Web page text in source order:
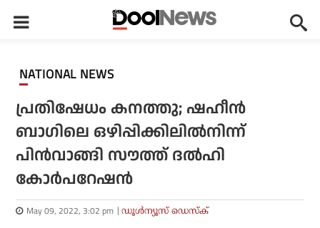
NATIONAL NEWS
പ്രതിഷേധം കനത്തു; ഷഹീന്‍
ബാഗിലെ ഒഴിപ്പിക്കിലില്‍നിന്ന്
പിന്‍വാങ്ങി സൗത്ത് ദല്‍ഹി
കോര്‍പറേഷന്‍
May 09, 2022, 3:02 pm ഡൂള്‍ന്യൂസ് ഡെസ്‌ക്